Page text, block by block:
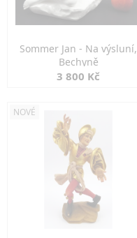
Sommer Jan - Na výsluní,
Bechyně
3 800 Kč
NOVÉ